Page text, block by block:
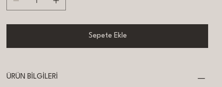
Sepete Ekle
ÜRÜN BİLGİLERİ